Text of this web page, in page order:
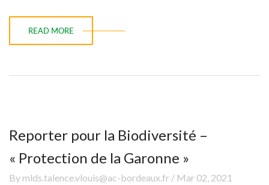
READ MORE
Reporter pour la Biodiversité –
« Protection de la Garonne »
By mlds.talence.vlouis@ac-bordeaux.fr / Mar 02, 2021